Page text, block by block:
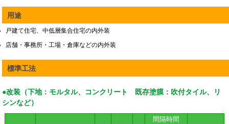
用途
戸建て住宅、中低層集合住宅の内外装
店舗・事務所・工場・倉庫などの内外装
標準工法
●改装（下地：モルタル、コンクリート 既存塗膜：吹付タイル、リ
シンなど）
間隔時間